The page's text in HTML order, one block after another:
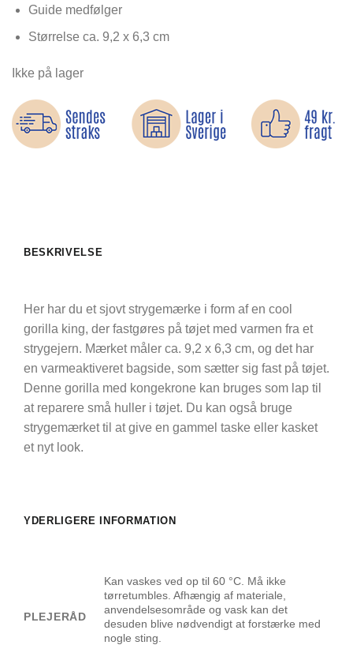
Guide medfølger
Størrelse ca. 9,2 x 6,3 cm
Ikke på lager
BESKRIVELSE
Her har du et sjovt strygemærke i form af en cool
gorilla king, der fastgøres på tøjet med varmen fra et
strygejern. Mærket måler ca. 9,2 x 6,3 cm, og det har
en varmeaktiveret bagside, som sætter sig fast på tøjet.
Denne gorilla med kongekrone kan bruges som lap til
at reparere små huller i tøjet. Du kan også bruge
strygemærket til at give en gammel taske eller kasket
et nyt look.
YDERLIGERE INFORMATION
PLEJERÅD
Kan vaskes ved op til 60 °C. Må ikke
tørretumbles. Afhængig af materiale,
anvendelsesområde og vask kan det
desuden blive nødvendigt at forstærke med
nogle sting.